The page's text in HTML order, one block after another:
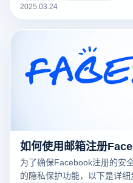
2025.03.24
如何使用邮箱注册
为了确保Facebook注册的安
的隐私保护功能，以下是详细